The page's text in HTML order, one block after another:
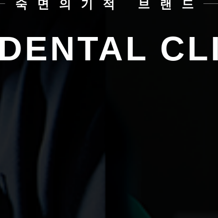
숙면의기적 브랜드